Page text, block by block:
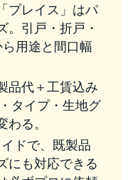
プレイス」はパ
。引戸・折戸・
用途と間口幅
品代＋工賃込み
タイプ・生地グ
る。
ドで、既製品
にも対応できる